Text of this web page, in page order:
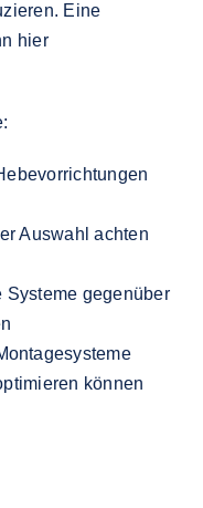
Eine
hier
Auswahl achten
gegenüber
können